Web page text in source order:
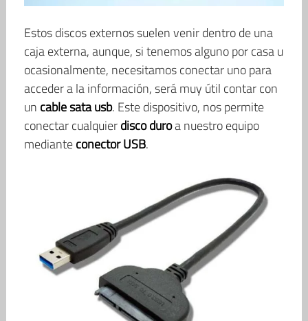
Estos discos externos suelen venir dentro de una
caja externa, aunque, si tenemos alguno por casa u
ocasionalmente, necesitamos conectar uno para
acceder a la información, será muy útil contar con
un cable sata usb. Este dispositivo, nos permite
conectar cualquierdisco duroa nuestro equipo
medianteconector USB.